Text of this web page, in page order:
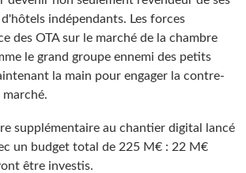
indépendants. Les forces
des OTA sur le marché de la chambre
le grand groupe ennemi des petits
la main pour engager la contre-
supplémentaire au chantier digital lancé
un budget total de 225 M€ : 22 M€
être investis.